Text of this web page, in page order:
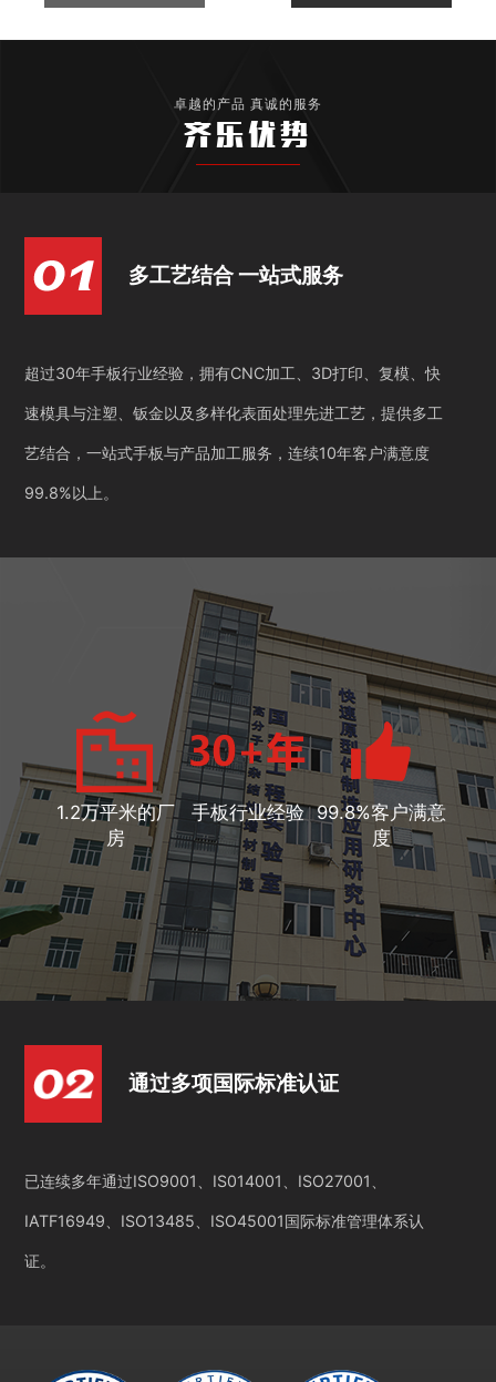
卓越的产品 真诚的服务
齐乐优势
多工艺结合 一站式服务
超过30年手板行业经验，拥有CNC加工、3D打印、复模、快
速模具与注塑、钣金以及多样化表面处理先进工艺，提供多工
艺结合，一站式手板与产品加工服务，连续10年客户满意度
99.8%以上。
1.2万平米的厂
房
手板行业经验 99.8%客户满意
度
通过多项国际标准认证
已连续多年通过ISO9001、IS014001、ISO27001、
IATF16949、ISO13485、ISO45001国际标准管理体系认
证。